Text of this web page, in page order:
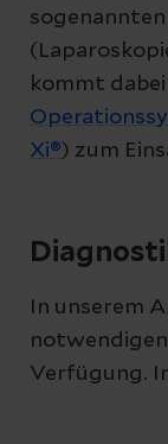
kommt
Xi®) zum
In unserem
Verfügung.